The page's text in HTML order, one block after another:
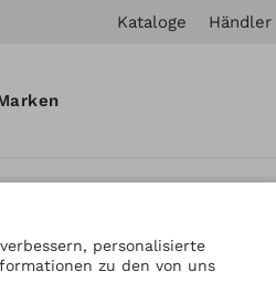
Kataloge
personalisierte
zu den von uns